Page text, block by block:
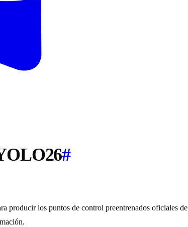
#
producir los puntos de control preentrenados oficiales de